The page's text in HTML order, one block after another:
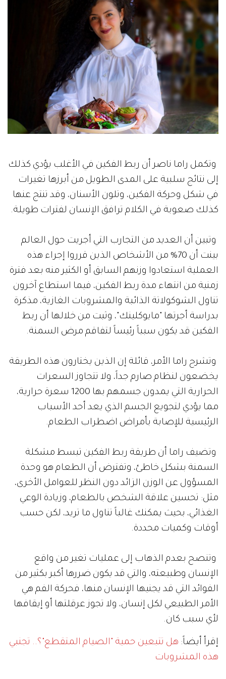
وتكمل راما ناصر أن ربط الفكين في الأغلب يؤدي كذلك
إلى نتائج سلبية على المدى الطويل من أبرزها تغيرات
في شكل وحركة الفكين، وتلون الأسنان، وقد تنتج عنها
كذلك صعوبة في الكلام ترافق الإنسان لفترات طويلة.
وتبين أن العديد من التجارب التي أجريت حول العالم
بينت أن 70% من الأشخاص الذين قرروا إجراء هذه
العملية استعادوا وزنهم السابق أو الكثير منه بعد فترة
زمنية من انتهاء مدة ربط الفكين، فيما استطاع آخرون
تناول الشوكولاتة الذائبة والمشروبات الغازية، مذكرة
بدراسة أجرتها "مايوكلينك"، وثبت من خلالها أن ربط
الفكين قد يكون سبباً رئيساً لتفاقم مرض السمنة.
وتشرح راما الأمر، قائلة إن الذين يختارون هذه الطريقة
يخضعون لنظام صارم جداً، ولا تتجاوز السعرات
الحرارية التي يمدون جسمهم بها 1200 سعرة حرارية،
مما يؤدي لتجويع الجسم الذي يعد أحد الأسباب
الرئيسية للإصابة بأمراض اضطراب الطعام.
وتضيف راما أن طريقة ربط الفكين تبسط مشكلة
السمنة بشكل خاطئ، وتفترض أن الطعام هو وحدة
المسؤول عن الوزن الزائد دون النظر للعوامل الأخرى،
مثل: تحسين علاقة الشخص بالطعام، وزيادة الوعي
الغذائي، بحيث يمكنك غالباً تناول ما تريد، لكن حسب
أوقات وكميات محددة.
وتنصح بعدم الذهاب إلى عمليات تغير من واقع
الإنسان وطبيعته، والتي قد يكون ضررها أكبر بكثير من
الفوائد التي قد يجنيها الإنسان منها، فحركة الفم هي
الأمر الطبيعي لكل إنسان، ولا تجوز عرقلتها أو إيقافها
لأي سبب كان.
إقرأ أيضاً: هل تتبعين حمية "الصيام المتقطع"؟.. تجنبي
هذه المشروبات